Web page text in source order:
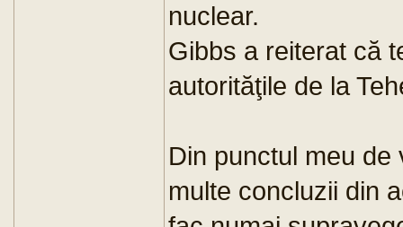
nuclear.
Gibbs a reiterat că
autorităţile de la
Din punctul meu
multe concluzii din